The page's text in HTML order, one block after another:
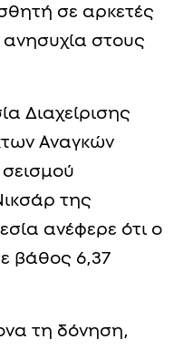
σε αρκετές
στους
Διαχείρισης
Αναγκών
σεισμού
της
ανέφερε ότι ο
βάθος 6,37
τη δόνηση,